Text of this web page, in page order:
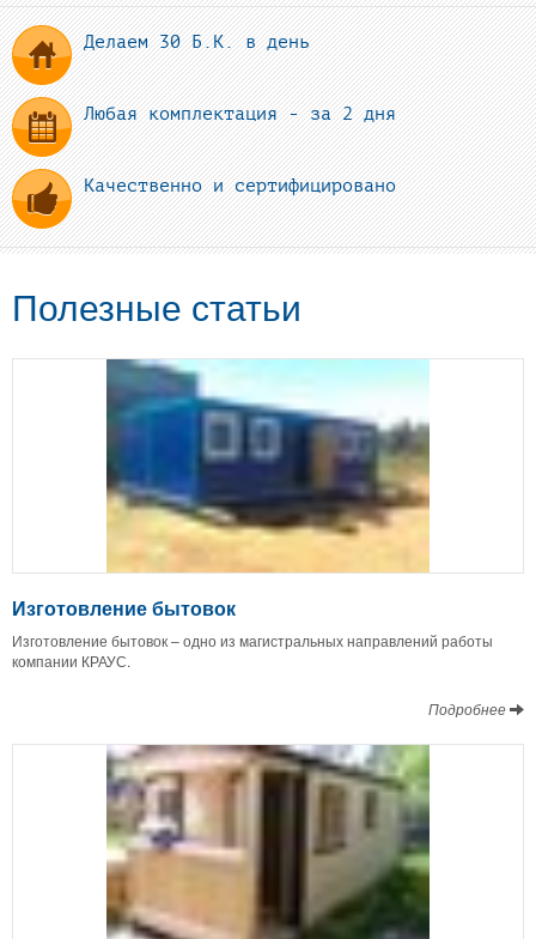
Делаем 30 Б.К. в день
Любая комплектация - за 2 дня
Качественно и сертифицировано
Полезные статьи
Изготовление бытовок
Изготовление бытовок – одно из магистральных направлений работы
компании КРАУС.
Подробнее